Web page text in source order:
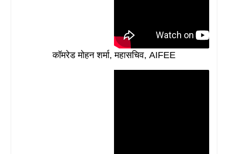
कॉमरेड मोहन शर्मा, महासचिव, AIFEE